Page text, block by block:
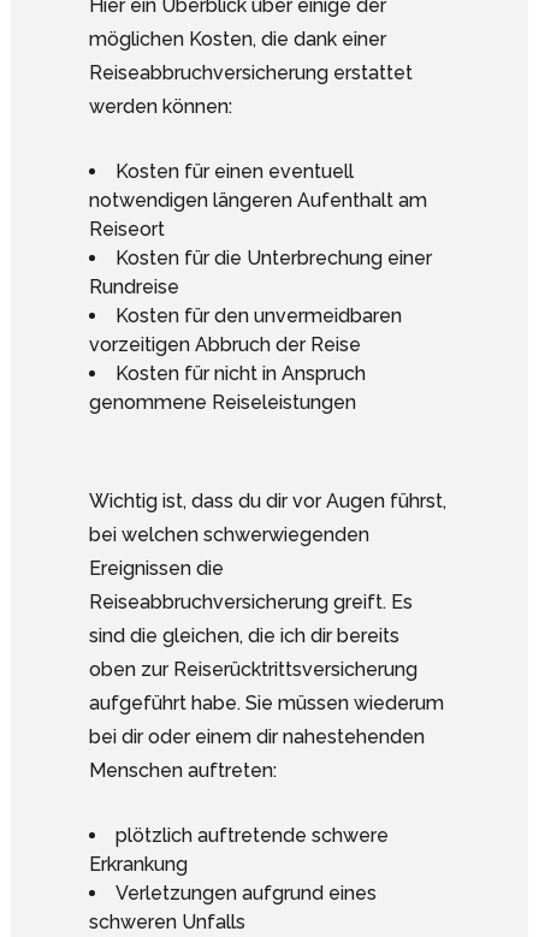
Hier ein Überblick über einige der
möglichen Kosten, die dank einer
Reiseabbruchversicherung erstattet
werden können:
Kosten für einen eventuell
notwendigen längeren Aufenthalt am
Reiseort
Kosten für die Unterbrechung einer
Rundreise
Kosten für den unvermeidbaren
vorzeitigen Abbruch der Reise
Kosten für nicht in Anspruch
genommene Reiseleistungen
Wichtig ist, dass du dir vor Augen führst,
bei welchen schwerwiegenden
Ereignissen die
Reiseabbruchversicherung greift. Es
sind die gleichen, die ich dir bereits
oben zur Reiserücktrittsversicherung
aufgeführt habe. Sie müssen wiederum
bei dir oder einem dir nahestehenden
Menschen auftreten:
plötzlich auftretende schwere
Erkrankung
Verletzungen aufgrund eines
schweren Unfalls